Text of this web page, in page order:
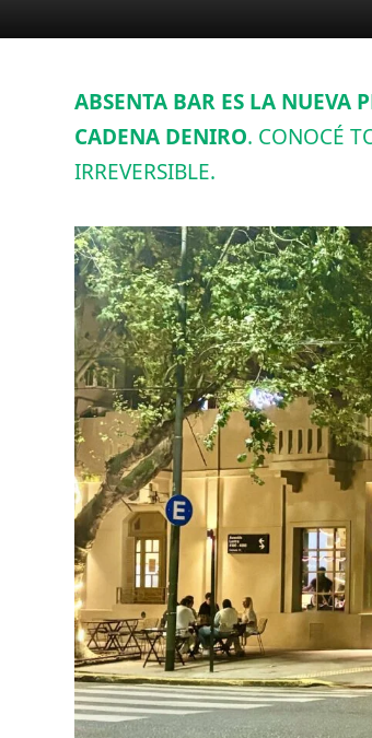
ABSENTA BAR ES LA NUEVA
CADENA DENIRO. CONOCÉ
IRREVERSIBLE.